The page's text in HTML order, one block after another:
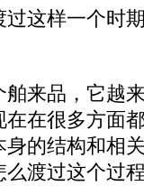
这样一个时
来品，它越
在很多方面
的结构和相
渡过这个过